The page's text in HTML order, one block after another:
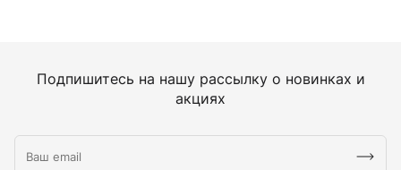
Подпишитесь на нашу рассылку о новинках и
акциях